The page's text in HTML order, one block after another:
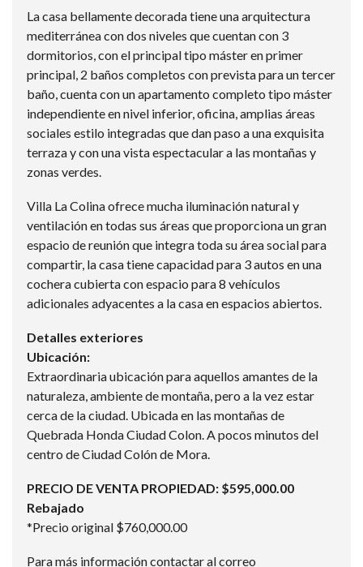
La casa bellamente decorada tiene una arquitectura
mediterránea con dos niveles que cuentan con 3
dormitorios, con el principal tipo máster en primer
principal, 2 baños completos con prevista para un tercer
baño, cuenta con un apartamento completo tipo máster
independiente en nivel inferior, oficina, amplias áreas
sociales estilo integradas que dan paso a una exquisita
terraza y con una vista espectacular a las montañas y
zonas verdes.
Villa La Colina ofrece mucha iluminación natural y
ventilación en todas sus áreas que proporciona un gran
espacio de reunión que integra toda su área social para
compartir, la casa tiene capacidad para 3 autos en una
cochera cubierta con espacio para 8 vehículos
adicionales adyacentes a la casa en espacios abiertos.
Detalles exteriores
Ubicación:
Extraordinaria ubicación para aquellos amantes de la
naturaleza, ambiente de montaña, pero a la vez estar
cerca de la ciudad. Ubicada en las montañas de
Quebrada Honda Ciudad Colon. A pocos minutos del
centro de Ciudad Colón de Mora.
PRECIO DE VENTA PROPIEDAD: $595,000.00
Rebajado
*Precio original $760,000.00
Para más información contactar al correo